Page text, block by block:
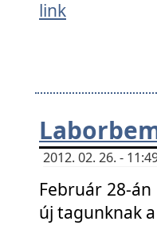
link
2012. 02. 26. -
Február 28-
új tagunknak